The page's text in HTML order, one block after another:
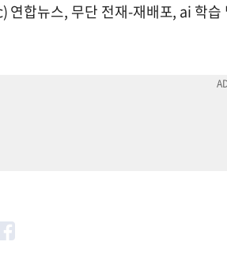
연합뉴스, 무단 전재-재배포, ai 학습